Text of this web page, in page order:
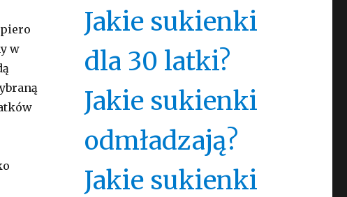
w
Jakie sukienki
dla 30 latki?
Jakie sukienki
odmładzają?
Jakie sukienki